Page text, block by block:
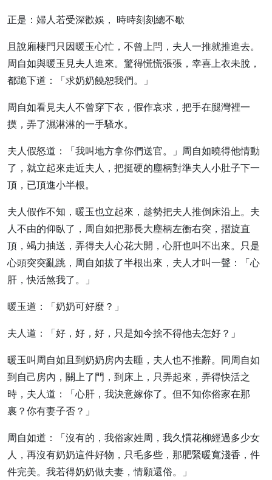
正是：婦人若受深歡娛， 時時刻刻總不歇
且說廂棲門只因暖玉心忙，不曾上閂，夫人一推就推進去。
周自如與暖玉見夫人進來。驚得慌慌張張，幸喜上衣未脫，
都跪下道：「求奶奶饒恕我們。」
周自如看見夫人不曾穿下衣，假作哀求，把手在腿灣裡一
摸，弄了濕淋淋的一手騷水。
夫人假怒道：「我叫地方拿你們送官。」周自如曉得他情動
了，就立起來走近夫人，把挺硬的塵柄對準夫人小肚子下一
頂，已頂進小半根。
夫人假作不知，暖玉也立起來，趁勢把夫人推倒床沿上。夫
人不由的仰臥了，周自如把那長大塵柄左衝右突，摺旋直
頂，竭力抽送，弄得夫人心花大開，心肝也叫不出來。只是
心頭突突亂跳，周自如拔了半根出來，夫人才叫一聲：「心
肝，快活煞我了。」
暖玉道：「奶奶可好麼？」
夫人道：「好，好，好，只是如今捨不得他去怎好？」
暖玉叫周自如且到奶奶房內去睡，夫人也不推辭。同周自如
到自己房內，關上了門，到床上，只弄起來，弄得快活之
時，夫人道：「心肝，我決意嫁你了。但不知你俗家在那
裹？你有妻子否？」
周自如道：「沒有的，我俗家姓周，我久慣花柳經過多少女
人，再沒有奶奶這件好物，只毛多些，那肥緊暖寬淺香，件
件完美。我若得奶奶做夫妻，情願還俗。」